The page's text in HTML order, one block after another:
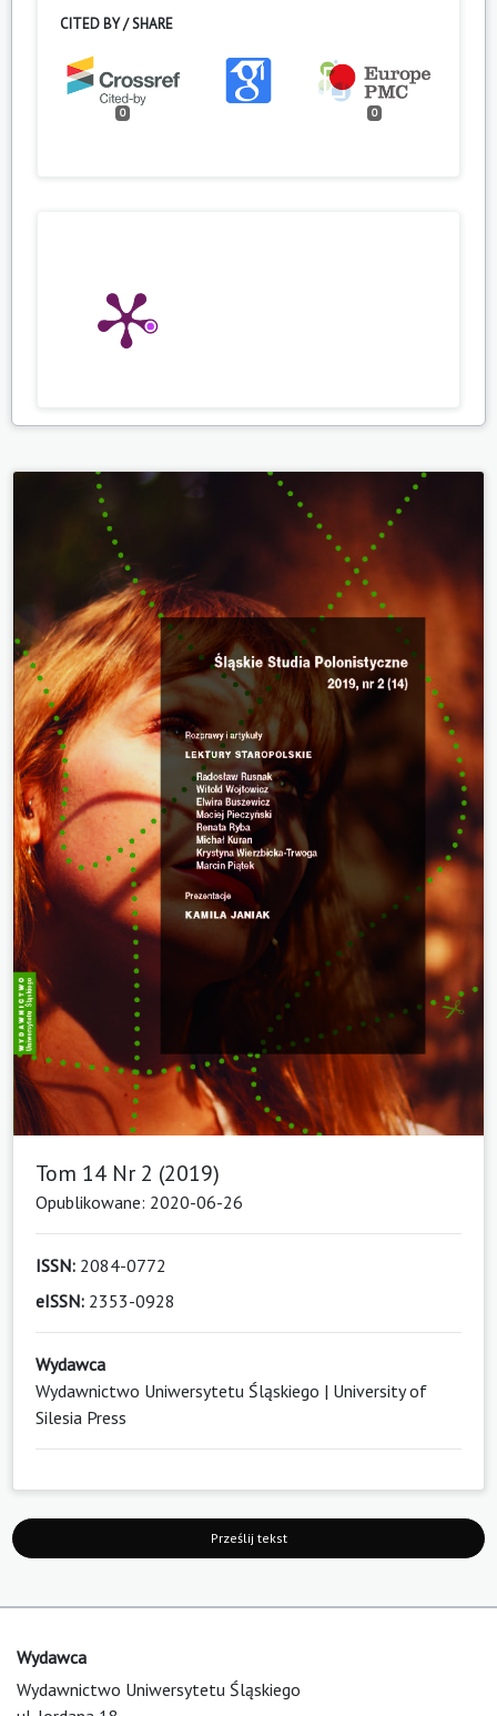
CITED BY / SHARE
0 0
Tom 14 Nr 2 (2019)
Opublikowane: 2020-06-26
ISSN: 2084-0772
eISSN: 2353-0928
Wydawca
Wydawnictwo Uniwersytetu Śląskiego | University of
Silesia Press
Prześlij tekst
Wydawca
Wydawnictwo Uniwersytetu Śląskiego